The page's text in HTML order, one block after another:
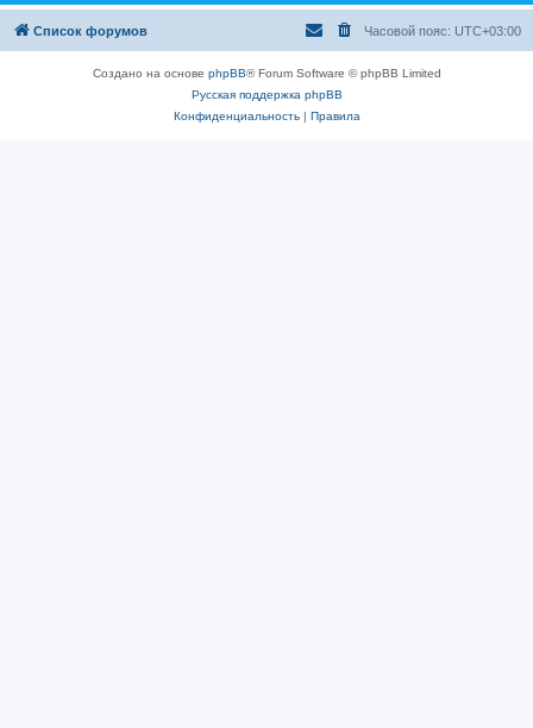
Список форумов Часовой пояс: UTC+03:00
Создано на основе phpBB® Forum Software © phpBB Limited
Русская поддержка phpBB
Конфиденциальность| Правила